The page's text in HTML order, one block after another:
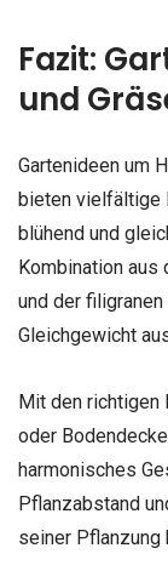
Fazit:
und
Gartenideen um
bieten vielfältige
blühend und
Kombination aus
und der
Gleichgewicht
Mit den richtigen
oder
harmonisches
Pflanzabstand
seiner Pflanzung